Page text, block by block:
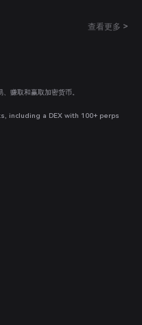
查看更多 >
赚取和赢取加密货币。
including a DEX with 100+ perps